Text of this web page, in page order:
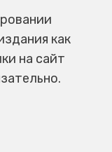
как
на сайт